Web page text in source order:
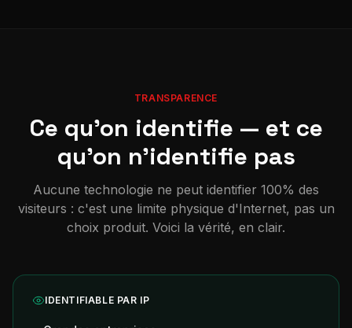
TRANSPARENCE
Ce qu'on identifie — et ce
qu'on n'identifie pas
Aucune technologie ne peut identifier 100% des
visiteurs : c'est une limite physique d'Internet, pas un
choix produit. Voici la vérité, en clair.
IDENTIFIABLE PAR IP